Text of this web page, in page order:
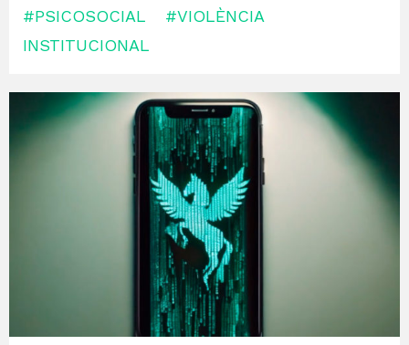
#PSICOSOCIAL
#VIOLÈNCIA
INSTITUCIONAL